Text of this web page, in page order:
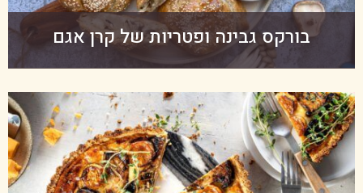
בורקס גבינה ופטריות של קרן אגם